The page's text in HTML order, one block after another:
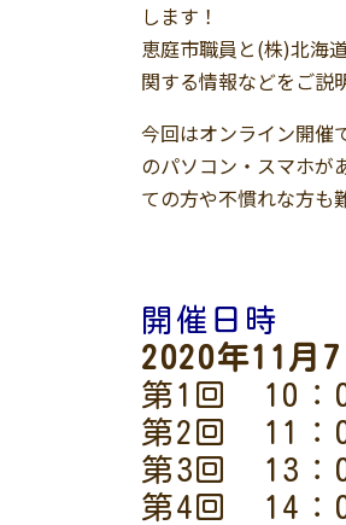
します！
恵庭市職員と(株)北海
関する情報などをご説
今回はオンライン開催
のパソコン・スマホが
ての方や不慣れな方も
開催日時
2020年11月
第1回 10：
第2回 11：
第3回 13：
第4回 14：